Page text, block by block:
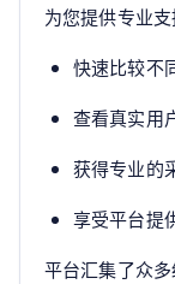
为您提供专业支
快速比较不
查看真实用
获得专业的
享受平台提
平台汇集了众